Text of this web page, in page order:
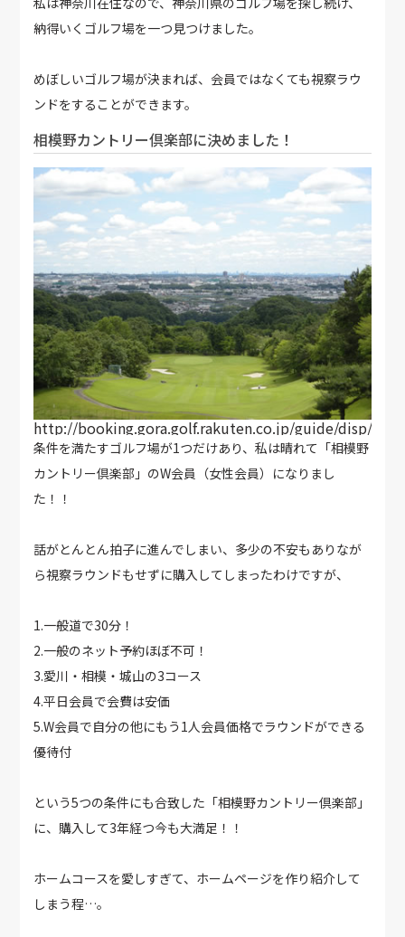
納得いくゴルフ場を一つ見つけました。
めぼしいゴルフ場が決まれば、会員ではなくても視察ラウ
ンドをすることができます。
相模野カントリー倶楽部に決めました！
http://booking.gora.golf.rakuten.co.jp/guide/disp/
条件を満たすゴルフ場が1つだけあり、私は晴れて「相模野
カントリー倶楽部」のW会員（女性会員）になりまし
た！！
話がとんとん拍子に進んでしまい、多少の不安もありなが
ら視察ラウンドもせずに購入してしまったわけですが、
1.一般道で30分！
2.一般のネット予約ほぼ不可！
3.愛川・相模・城山の3コース
4.平日会員で会費は安価
5.W会員で自分の他にもう1人会員価格でラウンドができる
優待付
という5つの条件にも合致した「相模野カントリー倶楽部」
に、購入して3年経つ今も大満足！！
ホームコースを愛しすぎて、ホームページを作り紹介して
しまう程…。